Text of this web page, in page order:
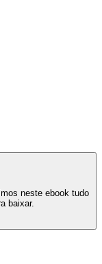
neste ebook tudo
baixar.